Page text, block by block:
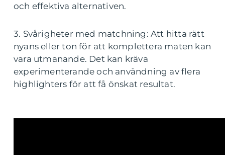
och effektiva alternativen.
3. Svårigheter med matchning: Att hitta rätt
nyans eller ton för att komplettera maten kan
vara utmanande. Det kan kräva
experimenterande och användning av flera
highlighters för att få önskat resultat.